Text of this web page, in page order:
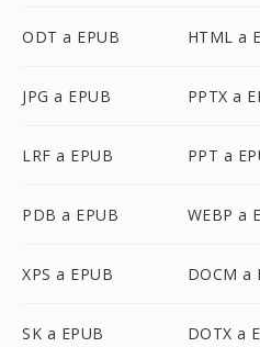
ODT a EPUB HTML a
JPG a EPUB PPTX a
LRF a EPUB PPT a
PDB a EPUB WEBP a
XPS a EPUB DOCM a
SK a EPUB DOTX a